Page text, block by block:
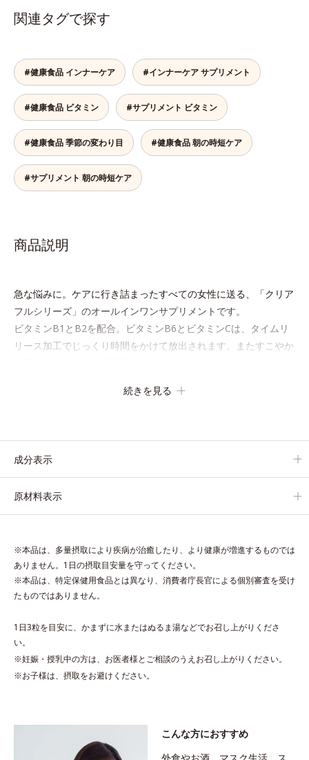
関連タグで探す
#健康食品 インナーケア #インナーケア サプリメント
#健康食品 ビタミン #サプリメント ビタミン
#健康食品 季節の変わり目 #健康食品 朝の時短ケア
#サプリメント 朝の時短ケア
商品説明
急な悩みに。ケアに行き詰まったすべての女性に送る、「クリア
フルシリーズ」のオールインワンサプリメントです。
ビタミンB1とB2を配合。ビタミンB6とビタミンCは、タイムリ
リース加工でじっくり時間をかけて放出されます。またすこやか
現代社会を生き抜く女性のすこやかな毎日を応援します。
続きを見る
成分表示
原材料表示
※本品は、多量摂取により疾病が治癒したり、より健康が増進するものでは
ありません。1日の摂取目安量を守ってください。
※本品は、特定保健用食品とは異なり、消費者庁長官による個別審査を受け
たものではありません。
1日3粒を目安に、かまずに水またはぬるま湯などでお召し上がりくださ
い。
※妊娠・授乳中の方は、お医者様とご相談のうえお召し上がりください。
※お子様は、摂取をお避けください。
こんな方におすすめ